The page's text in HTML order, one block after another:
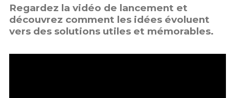
Regardez la vidéo de lancement et
découvrez comment les idées évoluent
vers des solutions utiles et mémorables.